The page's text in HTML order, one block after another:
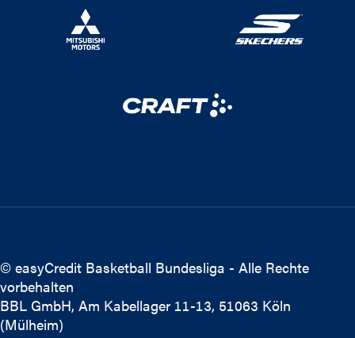
© easyCredit Basketball Bundesliga - Alle Rechte
vorbehalten
BBL GmbH, Am Kabellager 11-13, 51063 Köln
(Mülheim)